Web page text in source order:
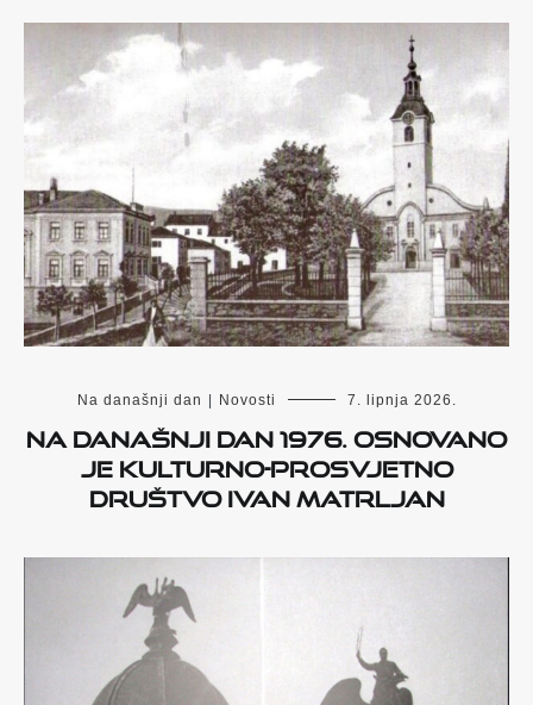
Na današnji dan Novosti 7. lipnja 2026.
Na današnji dan 1976. osnovano
je Kulturno-prosvjetno
društvo Ivan Matrljan